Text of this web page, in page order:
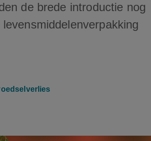
de brede introductie nog